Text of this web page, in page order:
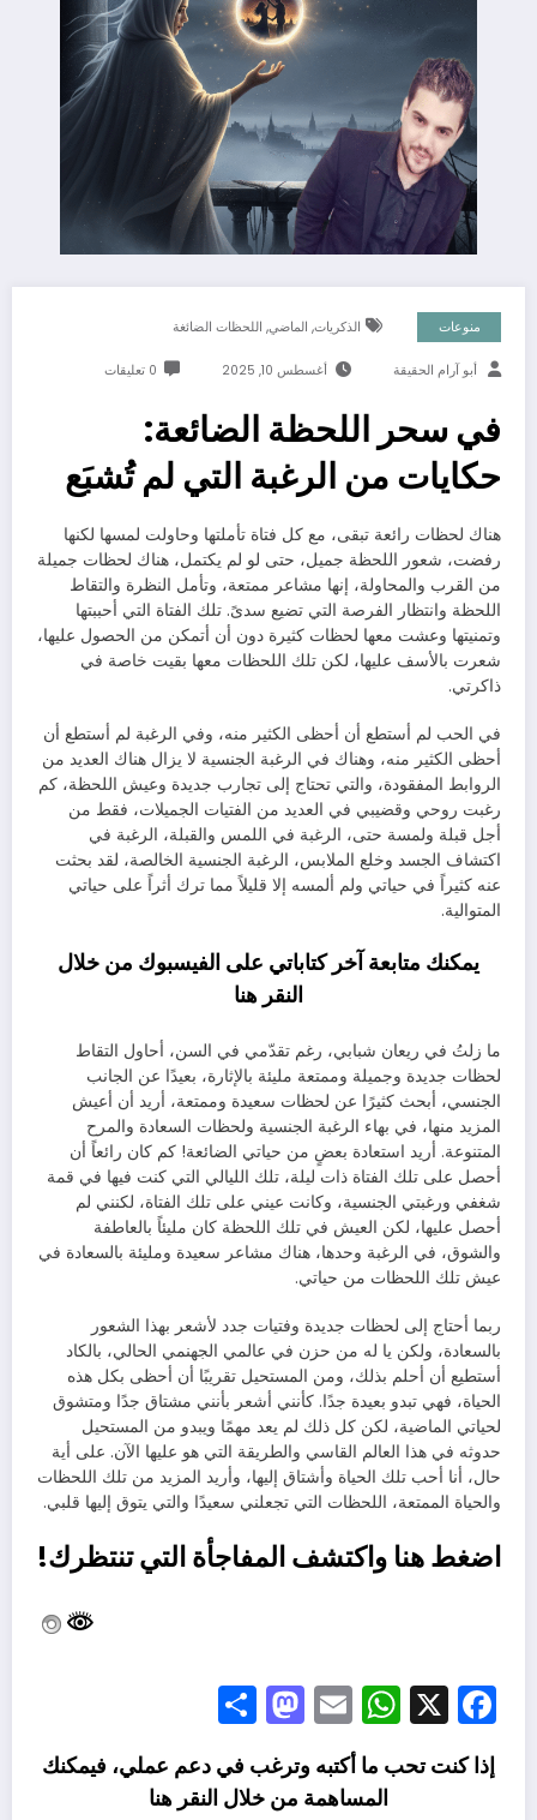
منوعات الذكريات, الماضي, اللحظات الضائغة
أبو آرام الحقيقة أغسطس 10, 2025 0 تعليقات
في سحر اللحظة الضائعة:
حكايات من الرغبة التي لم تُشبَع
هناك لحظات رائعة تبقى، مع كل فتاة تأملتها وحاولت لمسها لكنها
رفضت، شعور اللحظة جميل، حتى لو لم يكتمل، هناك لحظات جميلة
من القرب والمحاولة، إنها مشاعر ممتعة، وتأمل النظرة والتقاط
اللحظة وانتظار الفرصة التي تضيع سدىً. تلك الفتاة التي أحببتها
وتمنيتها وعشت معها لحظات كثيرة دون أن أتمكن من الحصول عليها،
شعرت بالأسف عليها، لكن تلك اللحظات معها بقيت خاصة في
ذاكرتي.
في الحب لم أستطع أن أحظى الكثير منه، وفي الرغبة لم أستطع أن
أحظى الكثير منه، وهناك في الرغبة الجنسية لا يزال هناك العديد من
الروابط المفقودة، والتي تحتاج إلى تجارب جديدة وعيش اللحظة، كم
رغبت روحي وقضيبي في العديد من الفتيات الجميلات، فقط من
أجل قبلة ولمسة حتى، الرغبة في اللمس والقبلة، الرغبة في
اكتشاف الجسد وخلع الملابس، الرغبة الجنسية الخالصة، لقد بحثت
عنه كثيراً في حياتي ولم ألمسه إلا قليلاً مما ترك أثراً على حياتي
المتوالية.
يمكنك متابعة آخر كتاباتي على الفيسبوك من خلال
النقر هنا
ما زلتُ في ريعان شبابي، رغم تقدّمي في السن، أحاول التقاط
لحظات جديدة وجميلة وممتعة مليئة بالإثارة، بعيدًا عن الجانب
الجنسي، أبحث كثيرًا عن لحظات سعيدة وممتعة، أريد أن أعيش
المزيد منها، في بهاء الرغبة الجنسية ولحظات السعادة والمرح
المتنوعة. أريد استعادة بعضٍ من حياتي الضائعة! كم كان رائعاً أن
أحصل على تلك الفتاة ذات ليلة، تلك الليالي التي كنت فيها في قمة
شغفي ورغبتي الجنسية، وكانت عيني على تلك الفتاة، لكنني لم
أحصل عليها، لكن العيش في تلك اللحظة كان مليئاً بالعاطفة
والشوق، في الرغبة وحدها، هناك مشاعر سعيدة ومليئة بالسعادة في
عيش تلك اللحظات من حياتي.
ربما أحتاج إلى لحظات جديدة وفتيات جدد لأشعر بهذا الشعور
بالسعادة، ولكن يا له من حزن في عالمي الجهنمي الحالي، بالكاد
أستطيع أن أحلم بذلك، ومن المستحيل تقريبًا أن أحظى بكل هذه
الحياة، فهي تبدو بعيدة جدًا. كأنني أشعر بأنني مشتاق جدًا ومتشوق
لحياتي الماضية، لكن كل ذلك لم يعد مهمًا ويبدو من المستحيل
حدوثه في هذا العالم القاسي والطريقة التي هو عليها الآن. على أية
حال، أنا أحب تلك الحياة وأشتاق إليها، وأريد المزيد من تلك اللحظات
والحياة الممتعة، اللحظات التي تجعلني سعيدًا والتي يتوق إليها قلبي.
اضغط هنا واكتشف المفاجأة التي تنتظرك!
Facebook
X
WhatsApp
Email
Mastodon
إذا كنت تحب ما أكتبه وترغب في دعم عملي، فيمكنك
المساهمة من خلال النقر هنا